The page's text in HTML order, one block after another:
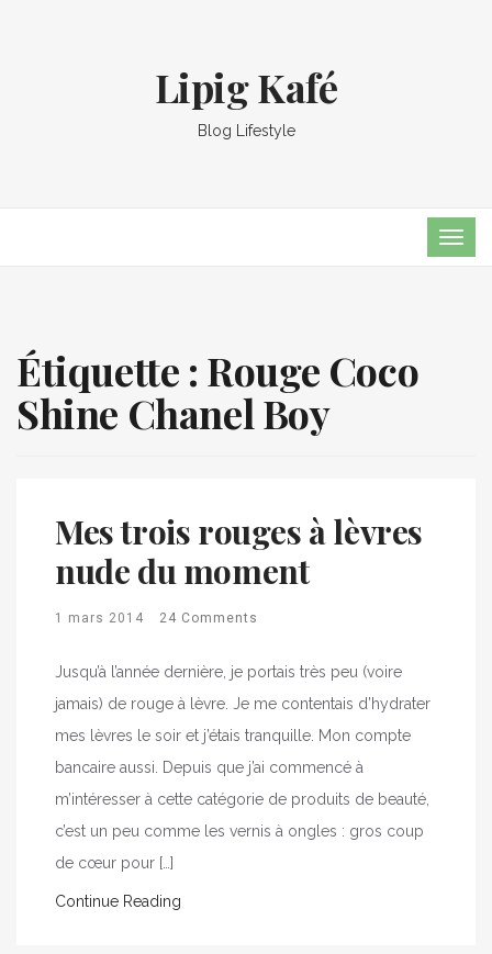
Lipig Kafé
Blog Lifestyle
Étiquette : Rouge Coco
Shine Chanel Boy
Mes trois rouges à lèvres
nude du moment
1 mars 2014 24 Comments
Jusqu’à l’année dernière, je portais très peu (voire
jamais) de rouge à lèvre. Je me contentais d’hydrater
mes lèvres le soir et j’étais tranquille. Mon compte
bancaire aussi. Depuis que j’ai commencé à
m’intéresser à cette catégorie de produits de beauté,
c’est un peu comme les vernis à ongles : gros coup
de cœur pour […]
Continue Reading